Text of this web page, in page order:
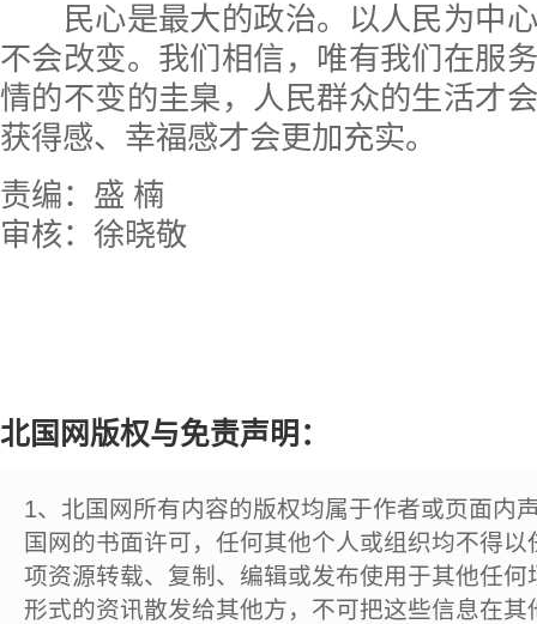
民心是最大的政治。以人民为中心
不会改变。我们相信，唯有我们在服
情的不变的圭臬，人民群众的生活才
获得感、幸福感才会更加充实。
责编：盛 楠
审核：徐晓敬
北国网版权与免责声明：
1、北国网所有内容的版权均属于作者或页面内
国网的书面许可，任何其他个人或组织均不得
项资源转载、复制、编辑或发布使用于其他任
形式的资讯散发给其他方，不可把这些信息在